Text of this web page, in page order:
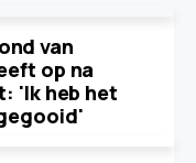
van
op na
'Ik heb het